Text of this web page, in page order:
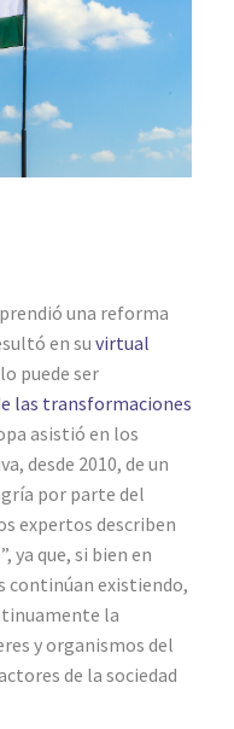
una reforma
en su virtual
puede ser
las transformaciones
asistió en los
desde 2010, de un
por parte del
expertos describen
”, ya que, si bien en
continúan existiendo,
la
y organismos del
de la sociedad